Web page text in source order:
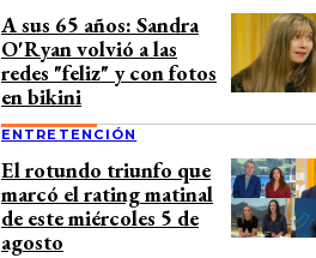
A sus 65 años: Sandra
O'Ryan volvió a las
redes "feliz" y con fotos
en bikini
ENTRETENCIÓN
El rotundo triunfo que
marcó el rating matinal
de este miércoles 5 de
agosto